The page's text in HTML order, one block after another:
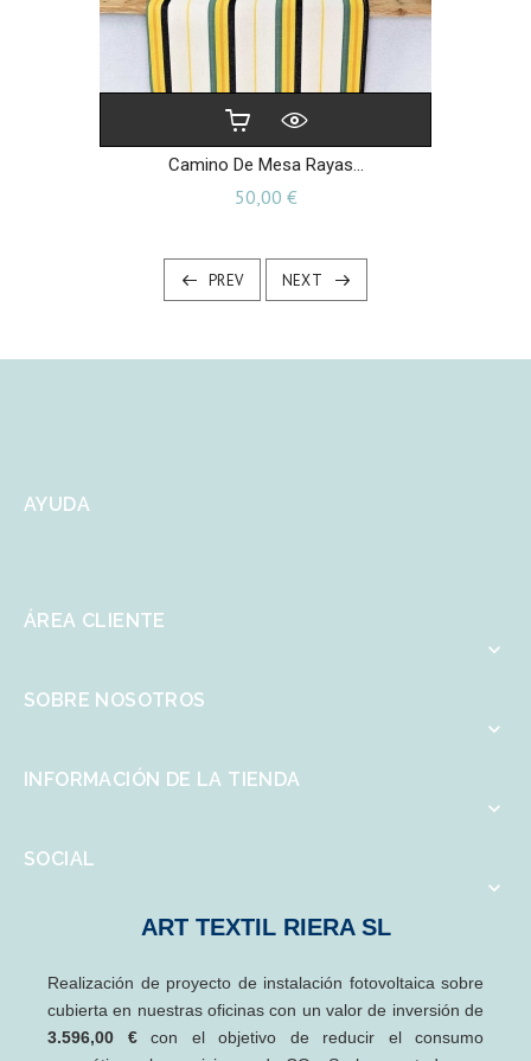
Camino De Mesa Rayas...
50,00 €Precio
PREV NEXT
AYUDA
ÁREA CLIENTE

SOBRE NOSOTROS

INFORMACIÓN DE LA TIENDA

SOCIAL

ART TEXTIL RIERA SL
Realización de proyecto de instalación fotovoltaica sobre
cubierta en nuestras oficinas con un valor de inversión de
3.596,00 €con el objetivo de reducir el consumo